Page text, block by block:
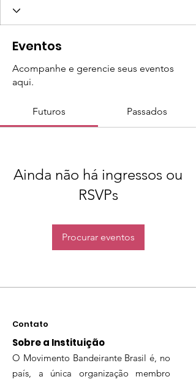
Eventos
Acompanhe e gerencie seus eventos
aqui.
Futuros Passados
Ainda não há ingressos ou
RSVPs
Procurar eventos
Contato
Sobre a Instituição
O Movimento Bandeirante Brasil é, no
país, a única organização membro